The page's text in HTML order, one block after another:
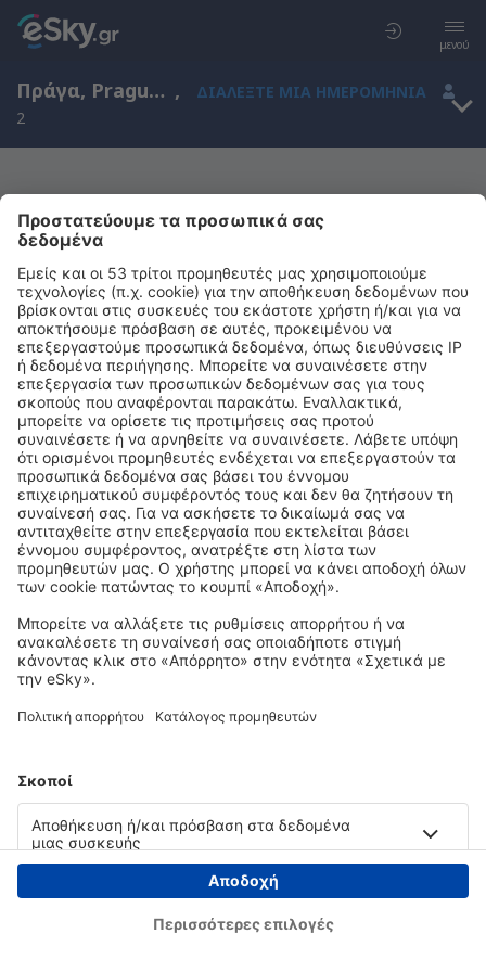
μενού
Πράγα, Prague, Τσεχία ,
ΔΙΑΛΈΞΤΕ ΜΙΑ ΗΜΕΡΟΜΗΝΊΑ
2
Μας συγχωρείτε, δεν υπάρχουν
αποτελέσματα για την αναζήτησή σας
Προσπαθήστε να κάνετε αναζήτηση με διαφορετικά κριτήρια
Copyright © eSky.gr. Με την επιφύλαξη παντός νομίμου δικαιώματος.